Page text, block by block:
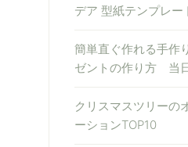
デア 型紙テンプレー
簡単直ぐ作れる手作
ゼントの作り方 当
クリスマスツリーの
ーションTOP10